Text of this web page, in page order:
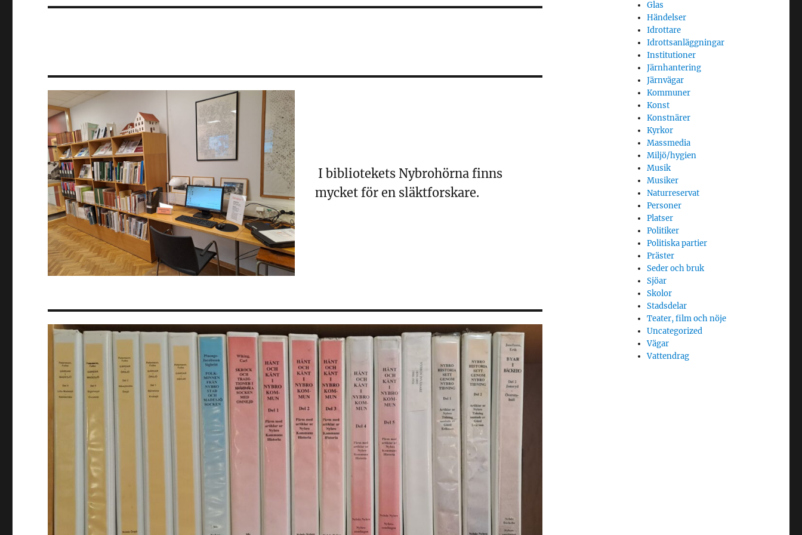
I bibliotekets Nybrohörna finns
mycket för en släktforskare.
Glas
Händelser
Idrottare
Idrottsanläggningar
Institutioner
Järnhantering
Järnvägar
Kommuner
Konst
Konstnärer
Kyrkor
Massmedia
Miljö/hygien
Musik
Musiker
Naturreservat
Personer
Platser
Politiker
Politiska partier
Präster
Seder och bruk
Sjöar
Skolor
Stadsdelar
Teater, film och nöje
Uncategorized
Vägar
Vattendrag